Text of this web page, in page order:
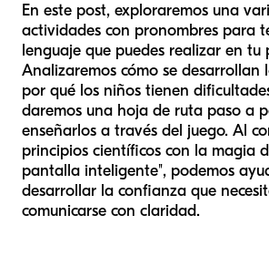
En este post, exploraremos una
actividades con pronombres para
lenguaje que puedes realizar en tu
Analizaremos cómo se desarrollan
por qué los niños tienen
daremos una hoja de ruta paso a
enseñarlos a través del juego. Al
principios científicos con la magia
pantalla inteligente", podemos
desarrollar la confianza que
comunicarse con claridad.